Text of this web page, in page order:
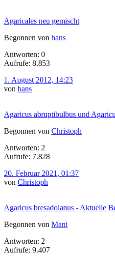
Agaricales neu gemischt
Begonnen von hans
Antworten: 0
Aufrufe: 8.853
1. August 2012, 14:23
von hans
Agaricus abruptibulbus und
Begonnen von Christoph
Antworten: 2
Aufrufe: 7.828
20. Februar 2021, 01:37
von Christoph
Agaricus bresadolanus - Aktuelle
Begonnen von Mani
Antworten: 2
Aufrufe: 9.407